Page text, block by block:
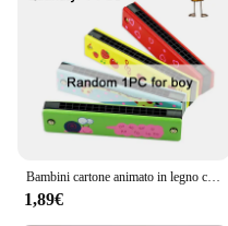
Bambini cartone animato in legno carino armonica Puzzle Montessori giocattoli musica creativa giocattolo strumenti di riproduzione bambini ragazzi ragazze regali TMZ
1,89€